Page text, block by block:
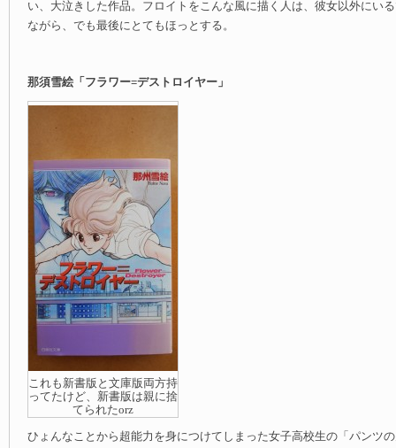
い、大泣きした作品。フロイトをこんな風に描く人は、彼女以外にい
ながら、でも最後にとてもほっとする。
那須雪絵「フラワー=デストロイヤー」
これも新書版と文庫版両方持
ってたけど、新書版は親に捨
てられたorz
ひょんなことから超能力を身につけてしまった女子高校生の「パンツ